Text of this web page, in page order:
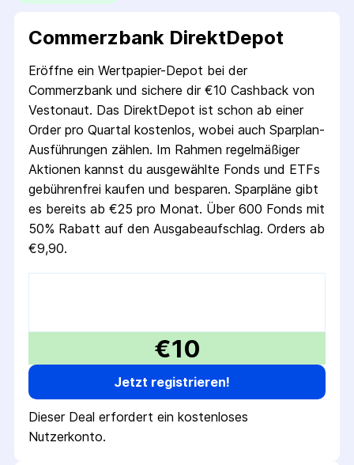
Commerzbank DirektDepot
Eröffne ein Wertpapier-Depot bei der
Commerzbank und sichere dir €10 Cashback von
Vestonaut. Das DirektDepot ist schon ab einer
Order pro Quartal kostenlos, wobei auch Sparplan-
Ausführungen zählen. Im Rahmen regelmäßiger
Aktionen kannst du ausgewählte Fonds und ETFs
gebührenfrei kaufen und besparen. Sparpläne gibt
es bereits ab €25 pro Monat. Über 600 Fonds mit
50% Rabatt auf den Ausgabeaufschlag. Orders ab
€9,90.
€10
Jetzt registrieren!
Dieser Deal erfordert ein kostenloses
Nutzerkonto.